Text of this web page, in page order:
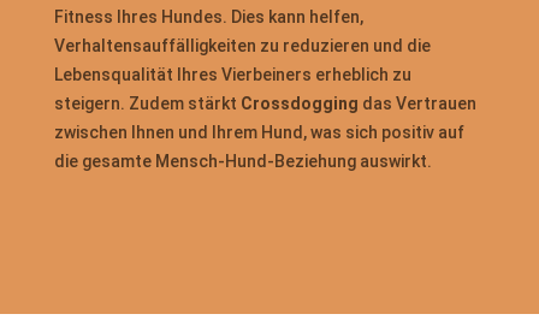
Fitness Ihres Hundes. Dies kann helfen,
Verhaltensauffälligkeiten zu reduzieren und die
Lebensqualität Ihres Vierbeiners erheblich zu
steigern. Zudem stärkt Crossdogging das Vertrauen
zwischen Ihnen und Ihrem Hund, was sich positiv auf
die gesamte Mensch-Hund-Beziehung auswirkt.